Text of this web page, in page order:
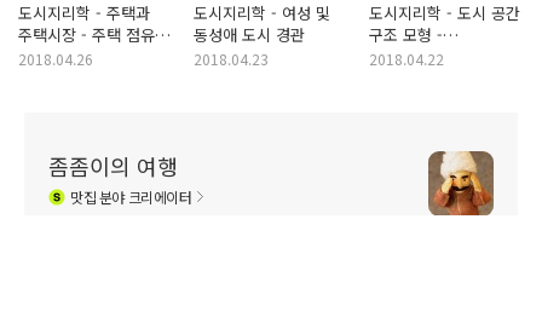
도시지리학 - 주택과
주택시장 - 주택 점유
유형 및 주택의 수요,
2018.04.26
도시지리학 - 여성 및
동성애 도시 경관
2018.04.23
도시지리학 - 도시 공간
구조 모형 -
사회지역분석과
2018.04.22
좀좀이의 여행
맛집분야 크리에이터